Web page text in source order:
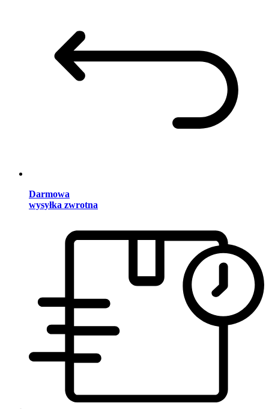
Darmowa
wysyłka zwrotna